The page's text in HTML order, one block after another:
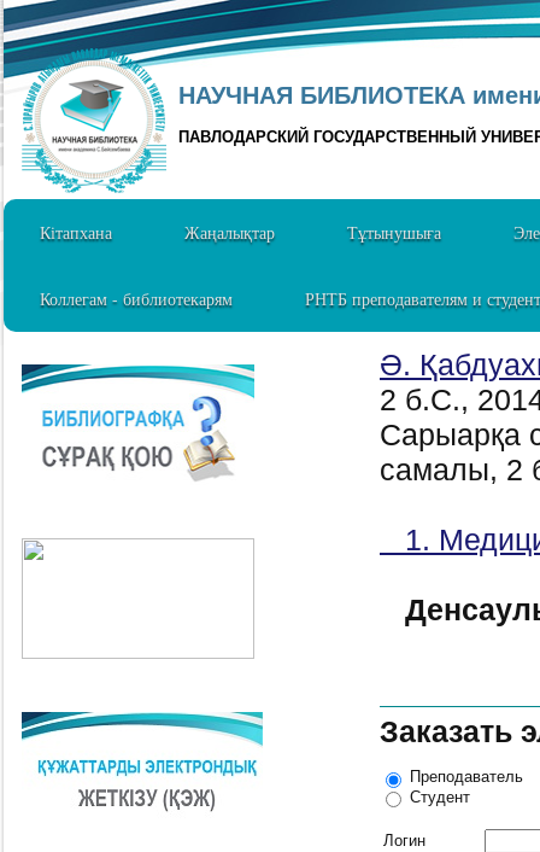
НАУЧНАЯ БИБЛИОТЕКА
ПАВЛОДАРСКИЙ ГОСУДАРСТВЕННЫЙ
Кітапхана Жаңалықтар Тұтынушыға
Коллегам - библиотекарям РНТБ преподавателям и
Ә.
2 б.C.,
Сарыарқа
самалы, 2
1.
Заказать
Преподаватель
Студент
Логин